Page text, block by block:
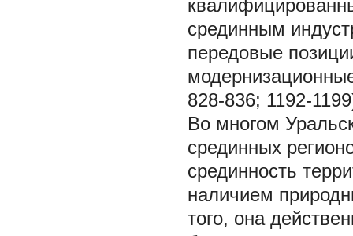
срединным
передовые
828-836; 1192-
Во многом
срединных
срединность
наличием
того, она